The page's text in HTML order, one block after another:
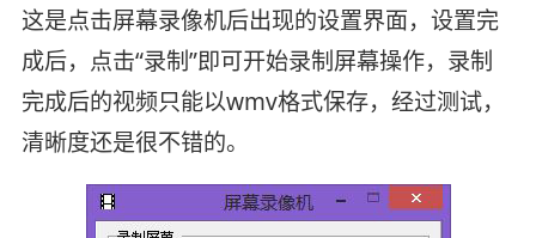
这是点击屏幕录像机后出现的设置界面，设置完
成后，点击“录制”即可开始录制屏幕操作，录制
完成后的视频只能以wmv格式保存，经过测试，
清晰度还是很不错的。